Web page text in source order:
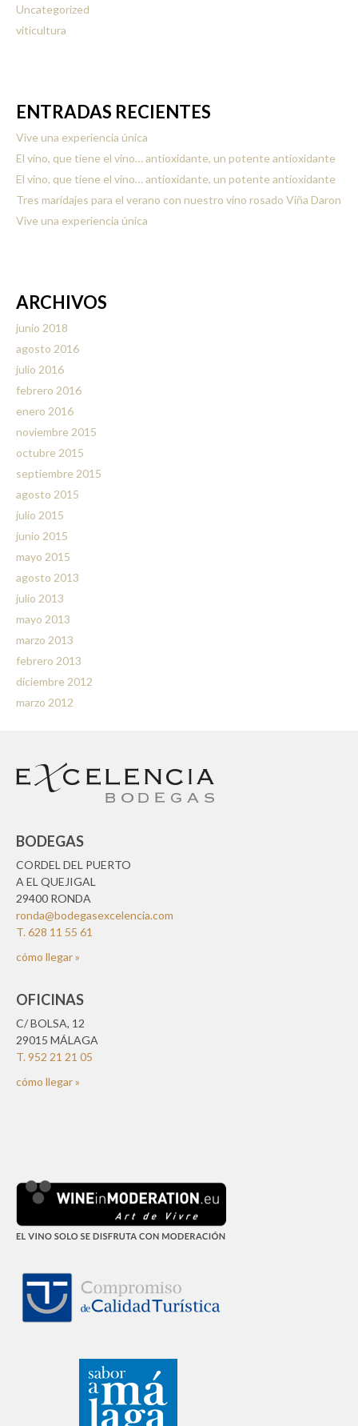
Uncategorized
viticultura
ENTRADAS RECIENTES
Vive una experiencia única
El vino, que tiene el vino… antioxidante, un potente antioxidante
El vino, que tiene el vino… antioxidante, un potente antioxidante
Tres maridajes para el verano con nuestro vino rosado Viña Daron
Vive una experiencia única
ARCHIVOS
junio 2018
agosto 2016
julio 2016
febrero 2016
enero 2016
noviembre 2015
octubre 2015
septiembre 2015
agosto 2015
julio 2015
junio 2015
mayo 2015
agosto 2013
julio 2013
mayo 2013
marzo 2013
febrero 2013
diciembre 2012
marzo 2012
BODEGAS
CORDEL DEL PUERTO
A EL QUEJIGAL
29400 RONDA
ronda@bodegasexcelencia.com
T. 628 11 55 61
cómo llegar »
OFICINAS
C/ BOLSA, 12
29015 MÁLAGA
T. 952 21 21 05
cómo llegar »